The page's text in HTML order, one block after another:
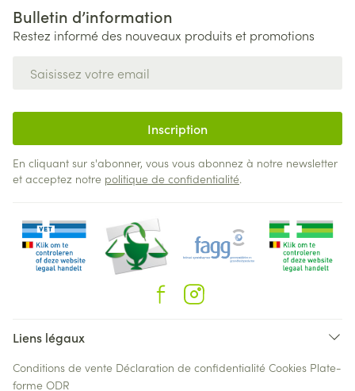
Bulletin d’information
Restez informé des nouveaux produits et promotions
Inscription
En cliquant sur s'abonner, vous vous abonnez à notre newsletter
et acceptez notre politique de confidentialité.
Liens légaux
Conditions de vente Déclaration de confidentialité Cookies Plate-
forme ODR